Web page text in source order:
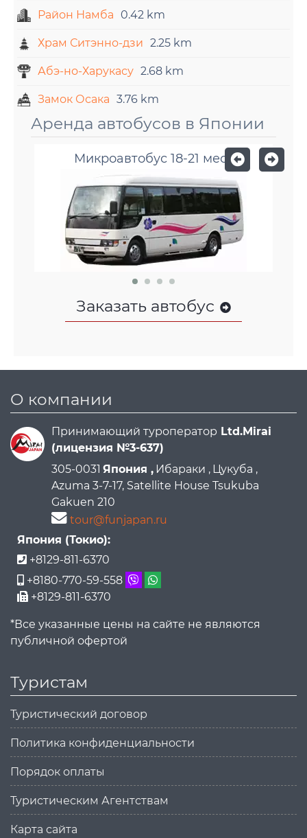
Район Намба 0.42 km
Храм Ситэнно-дзи 2.25 km
Абэ-но-Харукасу 2.68 km
Замок Осака 3.76 km
Аренда автобусов в Японии
Микроавтобус 18-21 мест
Заказать автобус
О компании
Принимающий туроператор Ltd.Mirai
(лицензия №3-637)
305-0031 Япония , Ибараки , Цукуба ,
Azuma 3-7-17, Satellite House Tsukuba
Gakuen 210
tour@funjapan.ru
Япония (Токио):
+8129-811-6370
+8180-770-59-558
+8129-811-6370
*Все указанные цены на сайте не являются
публичной офертой
Туристам
Туристический договор
Политика конфиденциальности
Порядок оплаты
Туристическим Агентствам
Карта сайта